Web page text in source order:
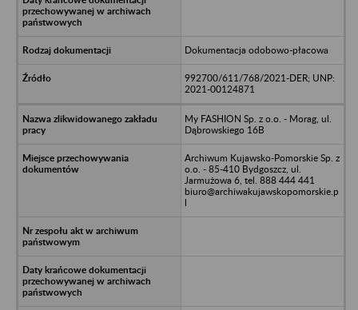
Dokumentacja odobowo-płacowa
992700/611/768/2021-DER; UNP:
2021-00124871
My FASHION Sp. z o.o. - Morag, ul.
Dąbrowskiego 16B
Archiwum Kujawsko-Pomorskie Sp. z
o.o. - 85-410 Bydgoszcz, ul.
Jarmużowa 6, tel. 888 444 441
biuro@archiwakujawskopomorskie.p
l